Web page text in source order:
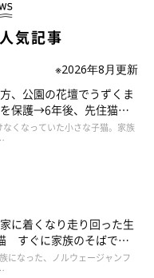
ル
地」が大人気。
気記事
※2026年8月更新
、公園の花壇でうずくま
保護→6年後、先住猫
な関係に
くなっていた小さな子猫。家族
に着くなり走り回った生
すぐに家族のそばで落
えてよかった」
になった、ノルウェージャンフ